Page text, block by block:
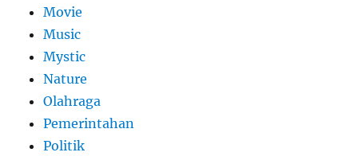
Movie
Music
Mystic
Nature
Olahraga
Pemerintahan
Politik